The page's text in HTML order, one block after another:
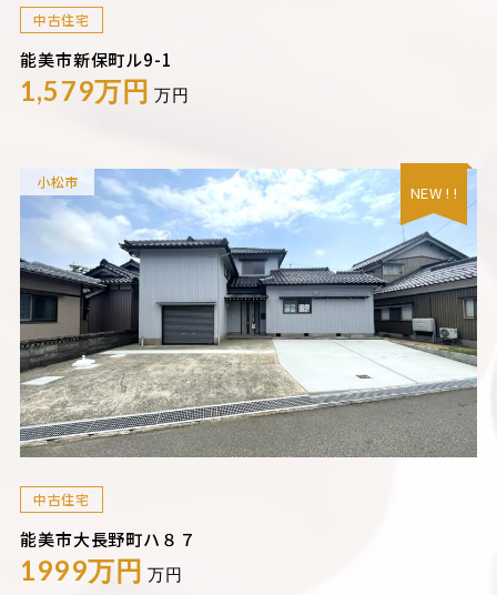
中古住宅
能美市新保町ル9-1
1,579万円 万円
小松市
NEW ! !
中古住宅
能美市大長野町ハ８７
1999万円 万円